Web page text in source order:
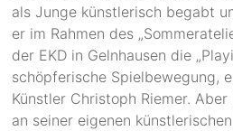
als Junge künstlerisch begabt
er im Rahmen des
der EKD in Gelnhausen die
schöpferische Spielbewegung,
Künstler Christoph Riemer.
an seiner eigenen